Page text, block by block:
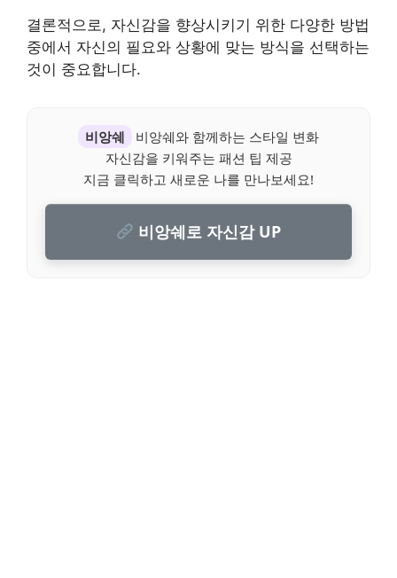
결론적으로, 자신감을 향상시키기 위한 다양한 방법
중에서 자신의 필요와 상황에 맞는 방식을 선택하는
것이 중요합니다.
비앙쉐
비앙쉐와 함께하는 스타일 변화
자신감을 키워주는 패션 팁 제공
지금 클릭하고 새로운 나를 만나보세요!
비앙쉐로 자신감 UP